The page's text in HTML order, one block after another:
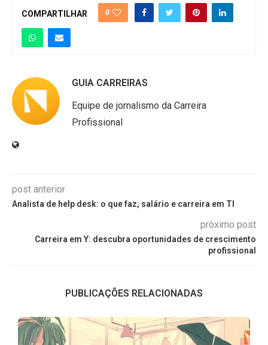
COMPARTILHAR 0
GUIA CARREIRAS
Equipe de jornalismo da Carreira
Profissional
post anterior
Analista de help desk: o que faz, salário e carreira em TI
próximo post
Carreira em Y: descubra oportunidades de crescimento
profissional
PUBLICAÇÕES RELACIONADAS